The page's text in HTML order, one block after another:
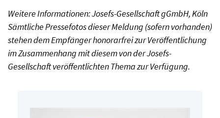
Weitere Informationen: Josefs-Gesellschaft gGmbH, Köln
Sämtliche Pressefotos dieser Meldung (sofern vorhanden)
stehen dem Empfänger honorarfrei zur Veröffentlichung
im Zusammenhang mit diesem von der Josefs-
Gesellschaft veröffentlichten Thema zur Verfügung.